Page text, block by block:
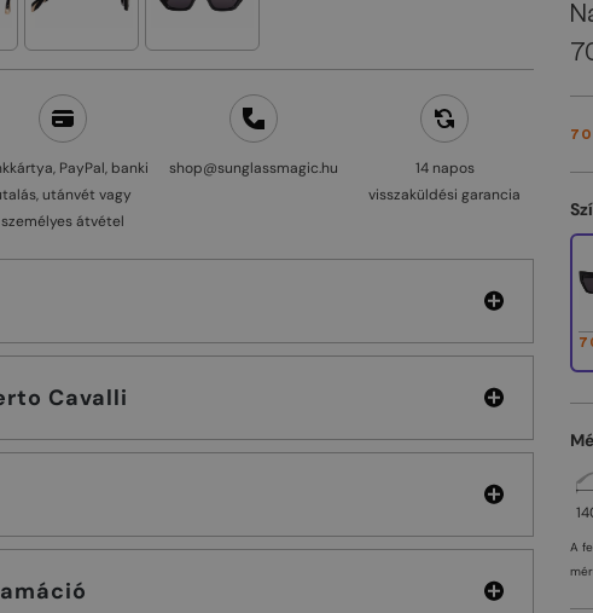
PayPal, banki
utánvét vagy
személyes átvétel
shop@sunglassmagic.hu
14 napos
visszaküldési garancia
Roberto Cavalli
A